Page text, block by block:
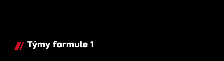
Týmy formule 1